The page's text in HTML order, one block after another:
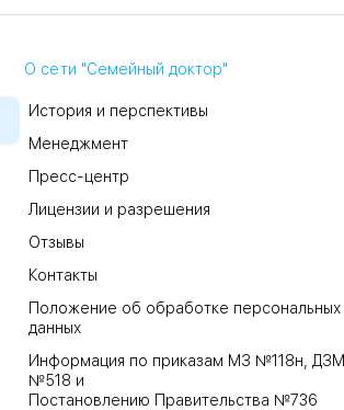
О сети "Семейный доктор"
История и перспективы
Менеджмент
Пресс-центр
Лицензии и разрешения
Отзывы
Контакты
Положение об обработке персональных
данных
Информация по приказам МЗ №118н, ДЗМ
№518 и
Постановлению Правительства №736